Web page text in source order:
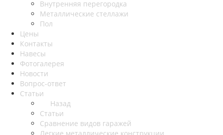
Внутренняя перегородка
Металлические стеллажи
Пол
Цены
Контакты
Навесы
Фотогалерея
Новости
Вопрос-ответ
Статьи
Назад
Статьи
Сравнение видов гаражей
Легкие металлические конструкции